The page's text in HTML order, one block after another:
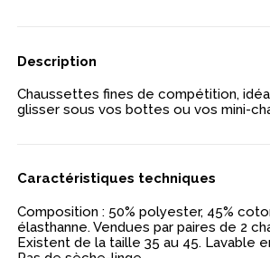
Description
Chaussettes fines de compétition,
glisser sous vos bottes ou vos mini-
Caractéristiques techniques
Composition : 50% polyester, 45%
élasthanne. Vendues par paires de 2
Existent de la taille 35 au 45. Lavable